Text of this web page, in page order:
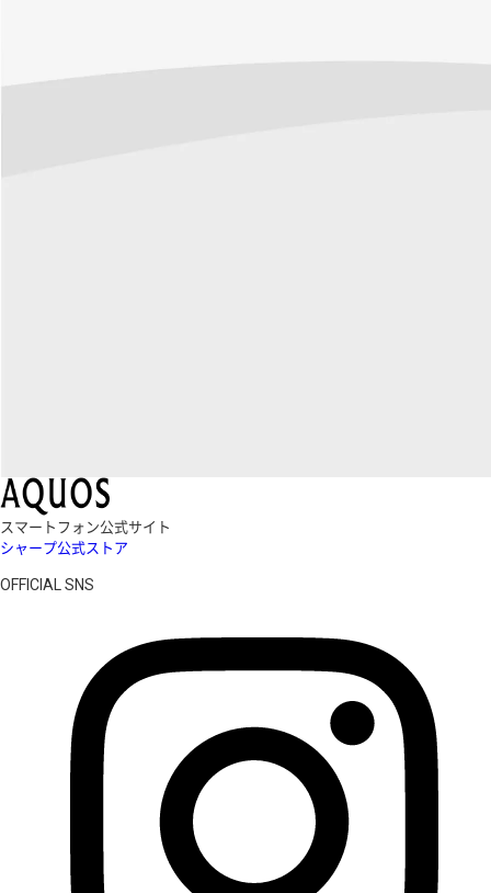
スマートフォン公式サイト
シャープ公式ストア
OFFICIAL SNS